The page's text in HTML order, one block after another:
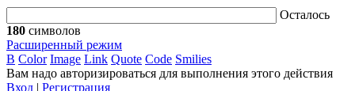
Осталось
180 символов
Расширенный режим
B Color Image Link Quote Code Smilies
Вам надо авторизироваться для выполнения этого действия
Вход | Регистрация